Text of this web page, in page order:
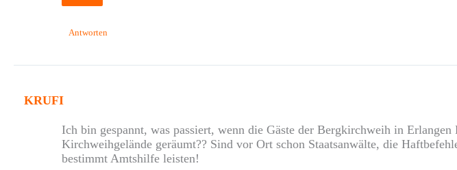
Antworten
KRUFI
Ich bin gespannt, was passiert, wenn die Gäste der Bergkirchweih in
Kirchweihgelände geräumt?? Sind vor Ort schon Staatsanwälte, die
bestimmt Amtshilfe leisten!